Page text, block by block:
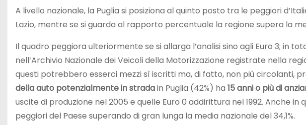
A livello nazionale, la Puglia si posiziona al quinto posto tra le peggiori
Lazio, mentre se si guarda al rapporto percentuale la regione supera la
Il quadro peggiora ulteriormente se si allarga l’analisi sino agli Euro 3; in
nell’Archivio Nazionale dei Veicoli della Motorizzazione registrate nella
questi potrebbero esserci mezzi sì iscritti ma, di fatto, non più circolanti,
della auto potenzialmente in stradain Puglia (42%) ha 15 anni o più di
uscite di produzione nel 2005 e quelle Euro 0 addirittura nel 1992. Anche
peggiori del Paese superando di gran lunga la media nazionale del 34,1%.